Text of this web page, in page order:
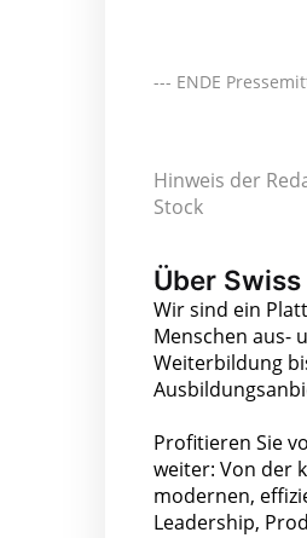
--- ENDE
Hinweis der
Stock
Über
Wir sind ein
Menschen aus-
Weiterbildung
Profitieren Sie
weiter: Von der
modernen,
Leadership,